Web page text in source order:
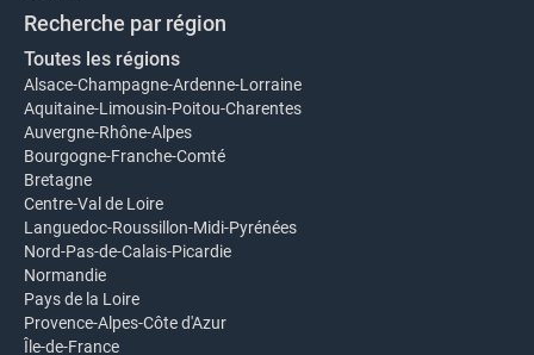
Recherche par région
Toutes les régions
Alsace-Champagne-Ardenne-Lorraine
Aquitaine-Limousin-Poitou-Charentes
Auvergne-Rhône-Alpes
Bourgogne-Franche-Comté
Bretagne
Centre-Val de Loire
Languedoc-Roussillon-Midi-Pyrénées
Nord-Pas-de-Calais-Picardie
Normandie
Pays de la Loire
Provence-Alpes-Côte d'Azur
Île-de-France